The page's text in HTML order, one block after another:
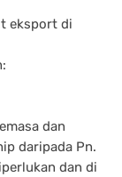
eksport di
dan
daripada Pn.
dan di